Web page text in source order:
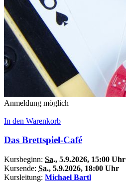
Anmeldung möglich
In den Warenkorb
Das Brettspiel-Café
Kursbeginn: Sa., 5.9.2026, 15:00 Uhr
Kursende: Sa., 5.9.2026, 18:00 Uhr
Kursleitung: Michael Bartl